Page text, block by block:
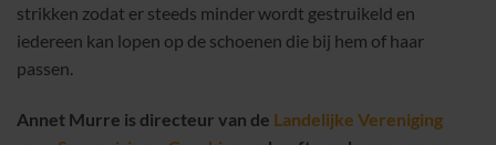
strikken zodat er steeds minder wordt gestruikeld en
iedereen kan lopen op de schoenen die bij hem of haar
passen.
Annet Murre is directeur van de Landelijke Vereniging